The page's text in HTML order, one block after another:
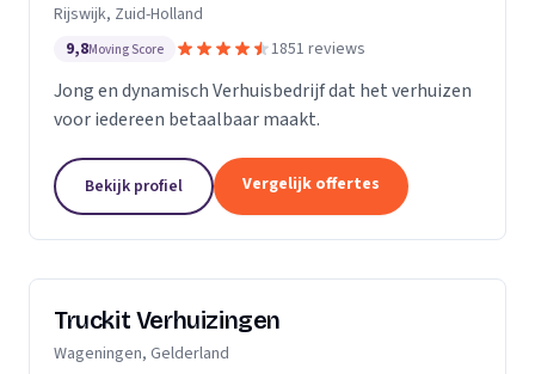
Rijswijk, Zuid-Holland
9,8Moving Score 1851 reviews
Jong en dynamisch Verhuisbedrijf dat het verhuizen
voor iedereen betaalbaar maakt.
Bekijk profiel Vergelijk offertes
Truckit Verhuizingen
Wageningen, Gelderland